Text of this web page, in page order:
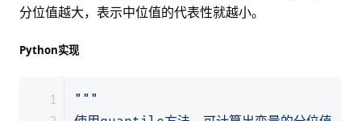
分位值越大，表示中位值的代表性就越小。
Python实现